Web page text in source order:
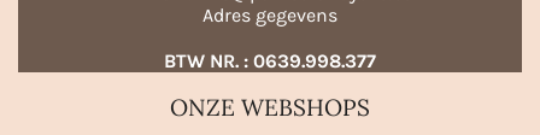
Adres gegevens
BTW NR. : 0639.998.377
ONZE WEBSHOPS